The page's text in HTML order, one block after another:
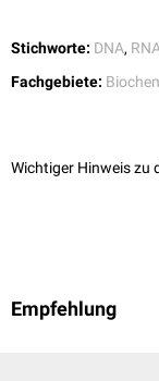
Stichworte: DNA,
Fachgebiete:
Wichtiger Hinweis zu
Empfehlung